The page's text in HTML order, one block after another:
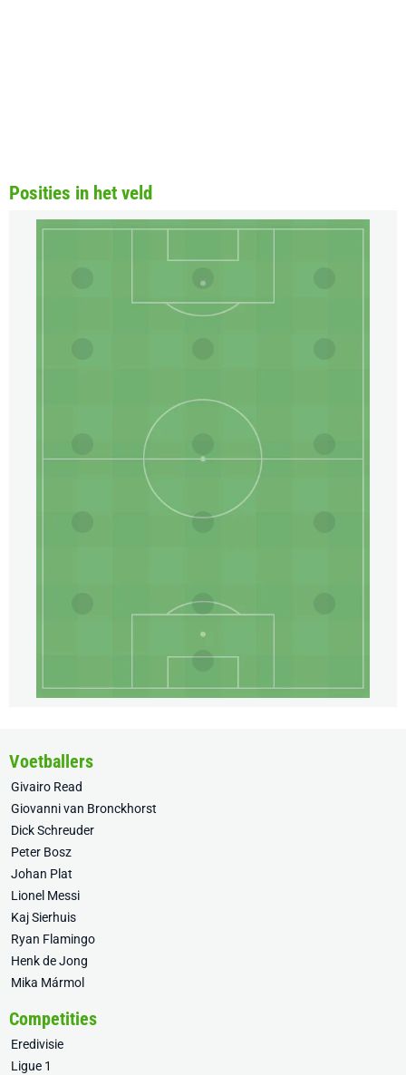
Posities in het veld
Voetballers
Givairo Read
Giovanni van Bronckhorst
Dick Schreuder
Peter Bosz
Johan Plat
Lionel Messi
Kaj Sierhuis
Ryan Flamingo
Henk de Jong
Mika Mármol
Competities
Eredivisie
Ligue 1